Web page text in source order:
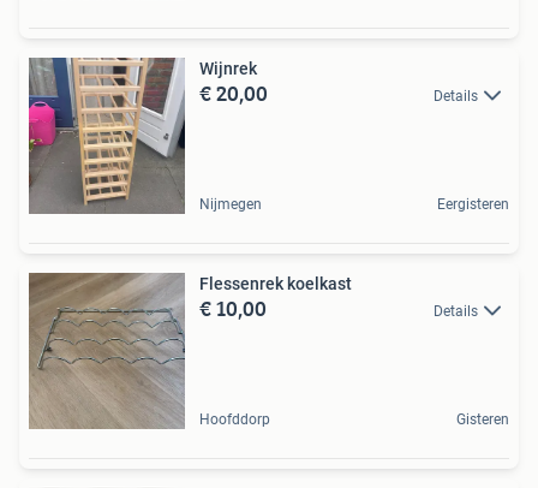
Wijnrek
€ 20,00 Details
Nijmegen Eergisteren
Flessenrek koelkast
€ 10,00 Details
Hoofddorp Gisteren